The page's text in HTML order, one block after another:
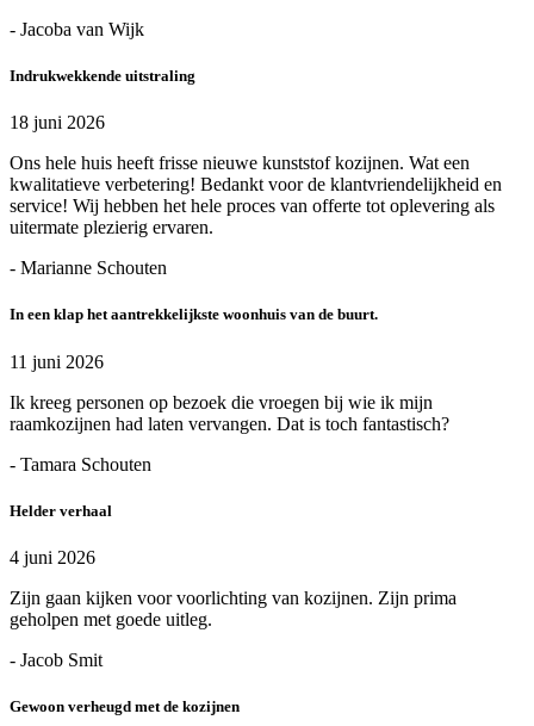
- Jacoba van Wijk
Indrukwekkende uitstraling
18 juni 2026
Ons hele huis heeft frisse nieuwe kunststof kozijnen. Wat een
kwalitatieve verbetering! Bedankt voor de klantvriendelijkheid en
service! Wij hebben het hele proces van offerte tot oplevering als
uitermate plezierig ervaren.
- Marianne Schouten
In een klap het aantrekkelijkste woonhuis van de buurt.
11 juni 2026
Ik kreeg personen op bezoek die vroegen bij wie ik mijn
raamkozijnen had laten vervangen. Dat is toch fantastisch?
- Tamara Schouten
Helder verhaal
4 juni 2026
Zijn gaan kijken voor voorlichting van kozijnen. Zijn prima
geholpen met goede uitleg.
- Jacob Smit
Gewoon verheugd met de kozijnen